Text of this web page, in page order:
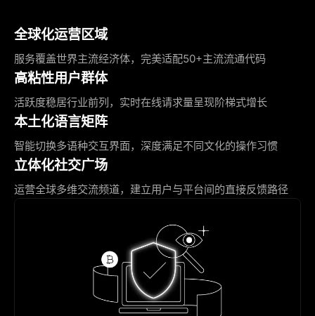
全球化运营区域
服务覆盖世界主流经济体，完美适配50+主流流通代码
高粘性用户群体
活跃度稳居行业前列，实时在线请求量呈现阶梯式增长
本土化语言矩阵
智能切换多语种交互界面，深度满足不同文化的操作习惯
立体化社交广场
运营全球多维交流频道，建立用户与平台间的直接反馈路径